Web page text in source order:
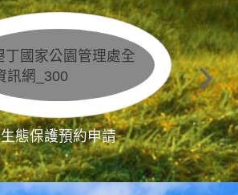
生態保護預約申請